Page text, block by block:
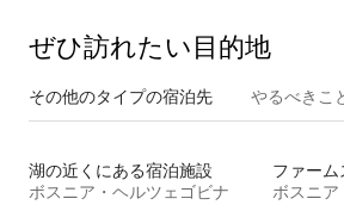
ぜひ訪⁠れ⁠た⁠い目⁠的⁠地
その他のタ⁠イ⁠プ⁠の宿⁠泊⁠先 やるべきこ
湖の近くにある宿泊施設
ボスニア・ヘルツェゴビナ
ファー
ボスニア